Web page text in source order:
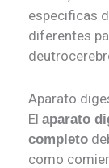
especificas
diferentes
Aparato
El aparato
completo
como